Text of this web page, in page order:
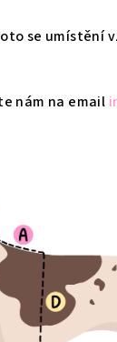
se umístění
nám na email